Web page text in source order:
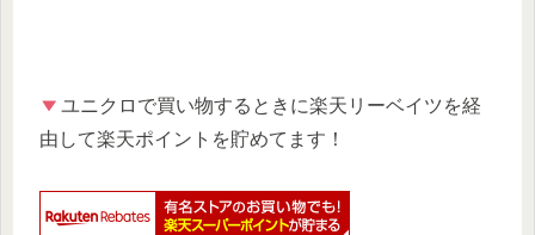
ユニクロで買い物するときに楽天リーベイツを経
由して楽天ポイントを貯めてます！